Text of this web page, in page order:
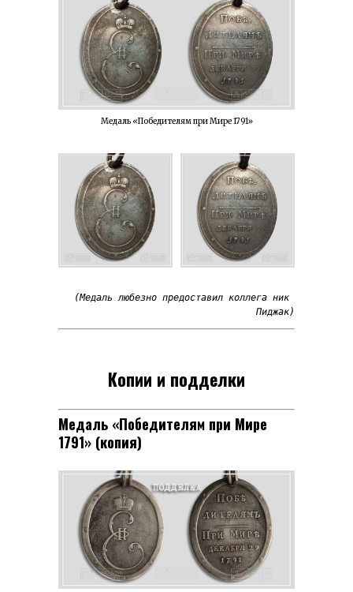
Медаль «Победителям при Мире 1791»
(Медаль любезно предоставил коллега ник
Пиджак)
Копии и подделки
Медаль «Победителям при Мире
1791» (копия)